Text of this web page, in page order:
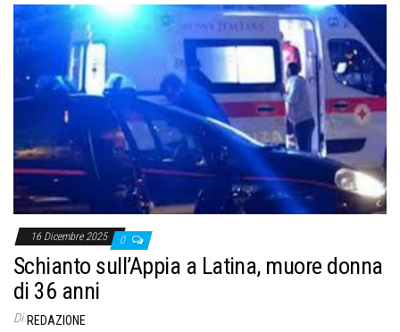
a
i
o
n
e
16 Dicembre 2025 0
Schianto sull’Appia a Latina, muore donna
di 36 anni
Di REDAZIONE